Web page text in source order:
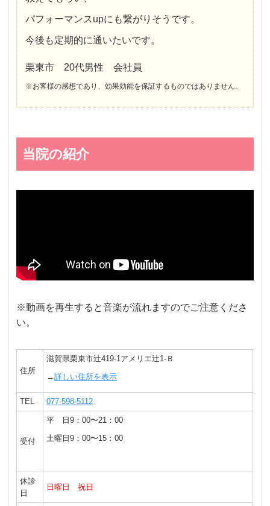
パフォーマンスupにも繋がりそうです。
今後も定期的に通いたいです。
栗東市 20代男性 会社員
※お客様の感想であり、効果効能を保証するものではありません。
当院の紹介
※動画を再生すると音楽が流れますのでご注意くださ
い。
住所
滋賀県栗東市辻419-1アメリエ辻1-Ｂ
→詳しい住所を表示
TEL 077-598-5112
受付
平 日9：00〜21：00
土曜日9：00〜15：00
休診
日
日曜日 祝日